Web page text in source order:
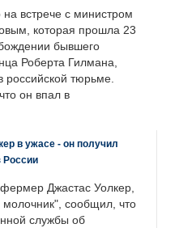
встрече с министром
которая прошла 23
бывшего
Роберта Гилмана,
российской тюрьме.
он впал в
в ужасе - он получил
России
Джастас Уолкер,
сообщил, что
службы об